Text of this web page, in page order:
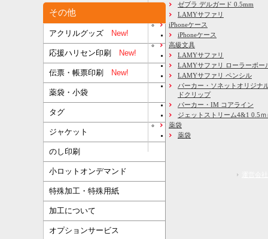
その他
アクリルグッズ New!
応援ハリセン印刷 New!
伝票・帳票印刷 New!
薬袋・小袋
タグ
ジャケット
のし印刷
小ロットオンデマンド
特殊加工・特殊用紙
加工について
オプションサービス
ゼブラ デルガード 0.5mm
LAMYサファリ
iPhoneケース
iPhoneケース
高級文具
LAMYサファリ
LAMYサファリ ローラーボー
LAMYサファリ ペンシル
パーカー・ソネットオリジナ
ドクリップ
パーカー・IM コアライン
ジェットストリーム4&1 0.5ｍ
薬袋
薬袋